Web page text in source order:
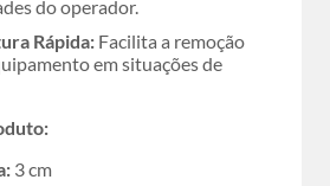
do operador.
Rápida: Facilita a remoção
em situações de
3 cm